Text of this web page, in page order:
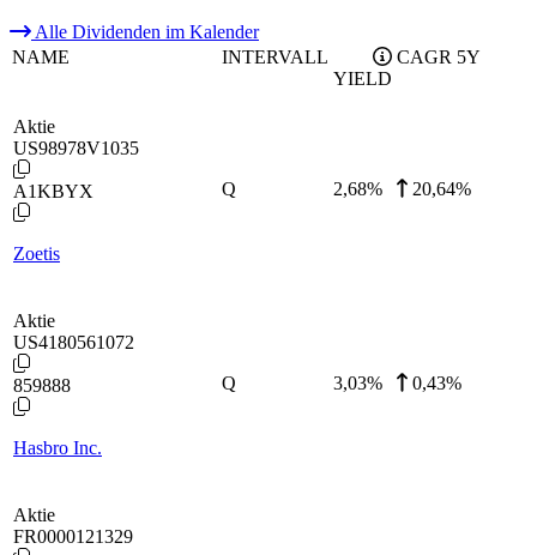
Alle Dividenden im Kalender
NAME
INTERVALL
YIELD
CAGR 5Y
Aktie
US98978V1035
A1KBYX
Zoetis
Q 2,68% 20,64%
Aktie
US4180561072
859888
Hasbro Inc.
Q 3,03% 0,43%
Aktie
FR0000121329